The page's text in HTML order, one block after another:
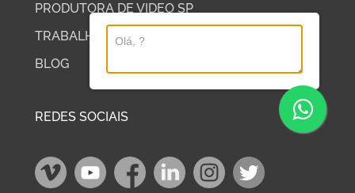
PRODUTORA DE VIDEO SP
TRABALHE COM A DP2
BLOG
REDES SOCIAIS